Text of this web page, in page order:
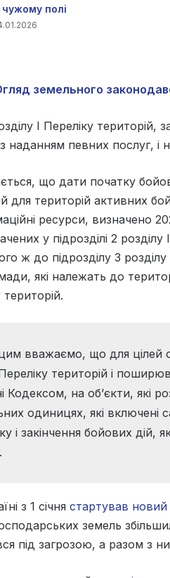
чужому полі
земельного
І Переліку
з наданням певних послуг,
що дати початку
для територій активних
ресурси, визначено
у підрозділі 2
ж до підрозділу 3
які належать до
територій.
вважаємо, що для цілей
територій і
Кодексом, на об’єкти, які
одиницях, які включені
і закінчення бойових дій,
з 1 січня стартував
земель
під загрозою, а разом з